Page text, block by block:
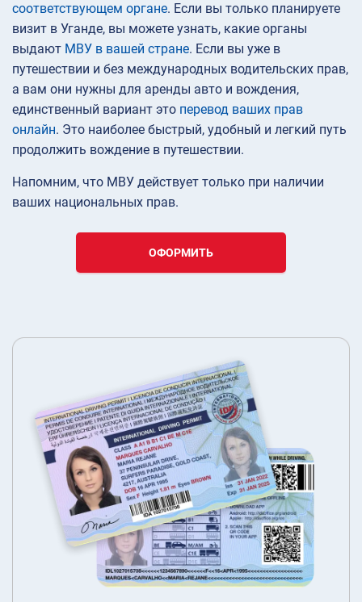
соответствующем органе. Если вы только планируете
визит в Уганде, вы можете узнать, какие органы
выдают МВУ в вашей стране. Если вы уже в
путешествии и без международных водительских прав,
а вам они нужны для аренды авто и вождения,
единственный вариант это перевод ваших прав
онлайн. Это наиболее быстрый, удобный и легкий путь
продолжить вождение в путешествии.
Напомним, что МВУ действует только при наличии
ваших национальных прав.
ОФОРМИТЬ